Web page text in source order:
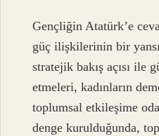
Gençliğin Atatürk’e
güç ilişkilerinin bir
stratejik bakış açısı ile
etmeleri, kadınların
toplumsal etkileşime
denge kurulduğunda,